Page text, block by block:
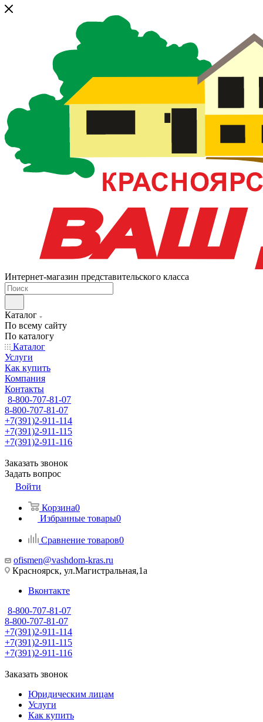
Интернет-магазин представительского класса
Каталог
По всему сайту
По каталогу
Каталог
Услуги
Как купить
Компания
Контакты
8-800-707-81-07
8-800-707-81-07
+7(391)2-911-114
+7(391)2-911-115
+7(391)2-911-116
Заказать звонок
Задать вопрос
Войти
Корзина0
Избранные товары0
Сравнение товаров0
ofismen@vashdom-kras.ru
Красноярск, ул.Магистральная,1а
Вконтакте
8-800-707-81-07
8-800-707-81-07
+7(391)2-911-114
+7(391)2-911-115
+7(391)2-911-116
Заказать звонок
Юридическим лицам
Услуги
Как купить